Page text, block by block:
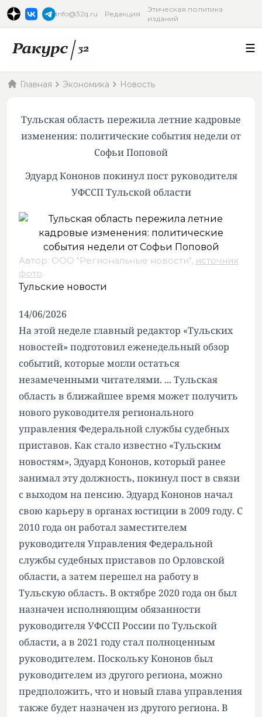
info@32q.ru Редакция
Этическая политика
изданий
Главная Экономика Новость
Тульская область пережила летние кадровые
изменения: политические события недели от
Софьи Поповой
Эдуард Кононов покинул пост руководителя
УФССП Тульской области
Автор: ООО "Региональные новости", источник
фото.
Тульские новости
14/06/2026
На этой неделе главный редактор «Тульских
новостей» подготовил еженедельный обзор
событий, которые могли остаться
незамеченными читателями. ... Тульская
область в ближайшее время может получить
нового руководителя регионального
управления Федеральной службы судебных
приставов. Как стало известно «Тульским
новостям», Эдуард Кононов, который ранее
занимал эту должность, покинул пост в связи
с выходом на пенсию. Эдуард Кононов начал
свою карьеру в органах юстиции в 2009 году. С
2010 года он работал заместителем
руководителя Управления Федеральной
службы судебных приставов по Орловской
области, а затем перешел на работу в
Тульскую область. В октябре 2020 года он был
назначен исполняющим обязанности
руководителя УФССП России по Тульской
области, а в 2021 году стал полноценным
руководителем. Поскольку Кононов был
руководителем из другого региона, можно
предположить, что и новый глава управления
также будет назначен из другого региона. В